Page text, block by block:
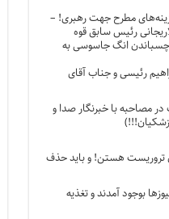
مطرح جهت رهبری! –
رئیس سابق قوه
و چسباندن انگ جاسوسی به
رئیسی و جناب آقای
مصاحبه با خبرنگار صدا و
تروریست هستن! و باید حذف
بوجود آمدند و تغذیه